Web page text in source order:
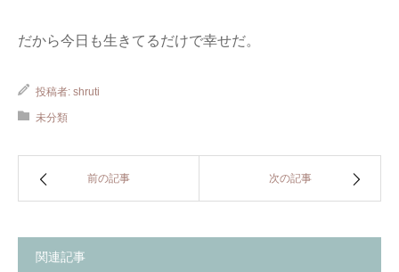
だから今日も生きてるだけで幸せだ。
投稿者: shruti
未分類
前の記事 次の記事
関連記事